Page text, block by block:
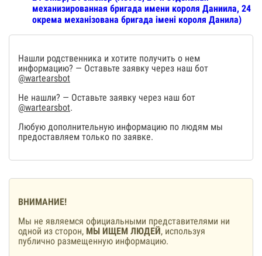
механизированная бригада имени короля Даниила, 24
окрема механізована бригада імені короля Данила)
Нашли родственника и хотите получить о нем
информацию? — Оставьте заявку через наш бот
@wartearsbot
Не нашли? — Оставьте заявку через наш бот
@wartearsbot.
Любую дополнительную информацию по людям мы
предоставляем только по заявке.
ВНИМАНИЕ!
Мы не являемся официальными представителями ни
одной из сторон, МЫ ИЩЕМ ЛЮДЕЙ, используя
публично размещенную информацию.